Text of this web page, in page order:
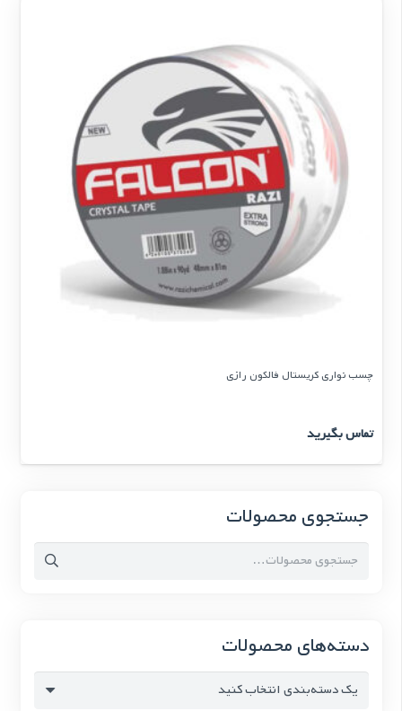
جستجوی محصولات
جستجو
دسته‌های محصولات
یک دسته‌بندی انتخاب کنید
چسب نواری کریستال فالکون رازی
تماس بگیرید